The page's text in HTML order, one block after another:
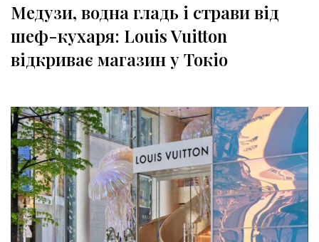
Медузи, водна гладь і страви від
шеф-кухаря: Louis Vuitton
відкриває магазин у Токіо